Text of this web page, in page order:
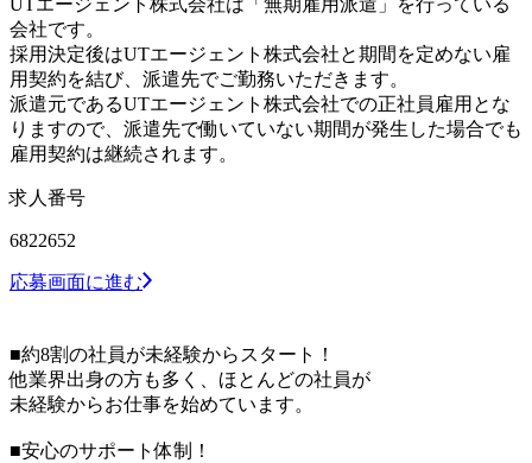
会社です。
採用決定後はUTエージェント株式会社と期間を定めない雇
用契約を結び、派遣先でご勤務いただきます。
派遣元であるUTエージェント株式会社での正社員雇用とな
りますので、派遣先で働いていない期間が発生した場合でも
雇用契約は継続されます。
求人番号
6822652
応募画面に進む
■約8割の社員が未経験からスタート！
他業界出身の方も多く、ほとんどの社員が
未経験からお仕事を始めています。
■安心のサポート体制！